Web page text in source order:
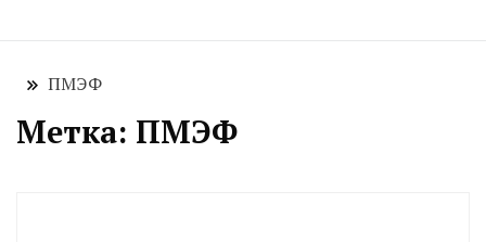
ПМЭФ
Метка: ПМЭФ